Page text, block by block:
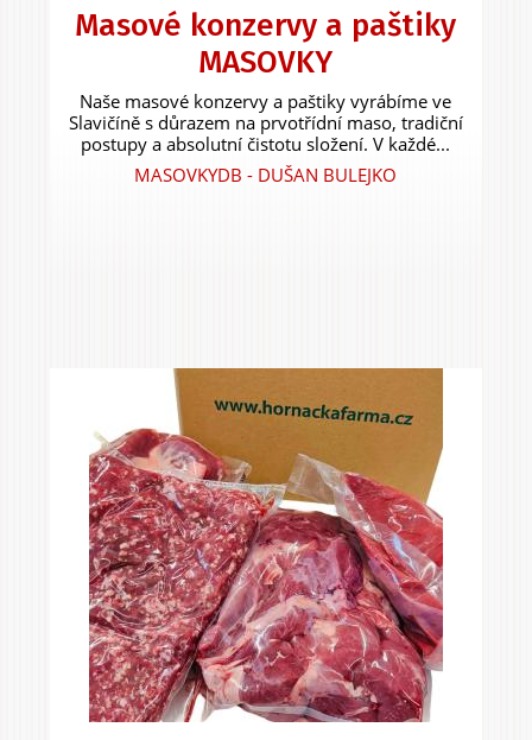
Masové konzervy a paštiky
MASOVKY
Naše masové konzervy a paštiky vyrábíme ve
Slavičíně s důrazem na prvotřídní maso, tradiční
postupy a absolutní čistotu složení. V každé...
MASOVKYDB - DUŠAN BULEJKO